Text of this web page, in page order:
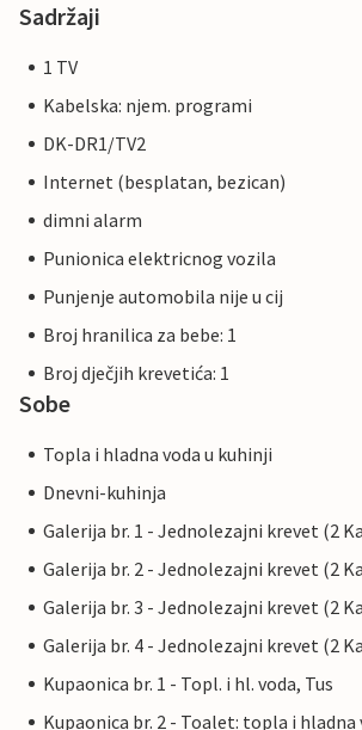
Sadržaji
1 TV
Kabelska: njem. programi
DK-DR1/TV2
Internet (besplatan, bezican)
dimni alarm
Punionica elektricnog vozila
Punjenje automobila nije u cij
Broj hranilica za bebe: 1
Broj dječjih krevetića: 1
Sobe
Topla i hladna voda u kuhinji
Dnevni-kuhinja
Galerija br. 1 - Jednolezajni krevet (2
Galerija br. 2 - Jednolezajni krevet (2
Galerija br. 3 - Jednolezajni krevet (2
Galerija br. 4 - Jednolezajni krevet (2
Kupaonica br. 1 - Topl. i hl. voda, Tus
Kupaonica br. 2 - Toalet: topla i hladna